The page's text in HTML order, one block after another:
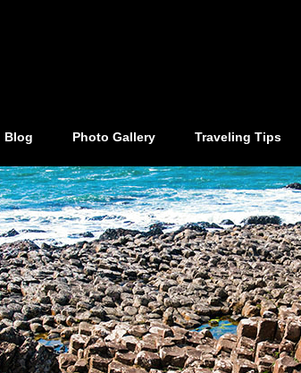
Blog Photo Gallery Traveling Tips